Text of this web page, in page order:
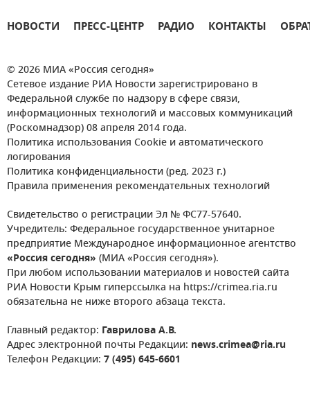
НОВОСТИ ПРЕСС-ЦЕНТР РАДИО КОНТАКТЫ
© 2026 МИА «Россия сегодня»
Сетевое издание РИА Новости зарегистрировано в
Федеральной службе по надзору в сфере связи,
информационных технологий и массовых коммуникаций
(Роскомнадзор) 08 апреля 2014 года.
Политика использования Cookie и автоматического
логирования
Политика конфиденциальности (ред. 2023 г.)
Правила применения рекомендательных технологий
Свидетельство о регистрации Эл № ФС77-57640.
Учредитель: Федеральное государственное унитарное
предприятие Международное информационное агентство
«Россия сегодня» (МИА «Россия сегодня»).
При любом использовании материалов и новостей сайта
РИА Новости Крым гиперссылка на https://crimea.ria.ru
обязательна не ниже второго абзаца текста.
Главный редактор: Гаврилова А.В.
Адрес электронной почты Редакции: news.crimea@ria.ru
Телефон Редакции: 7 (495) 645-6601